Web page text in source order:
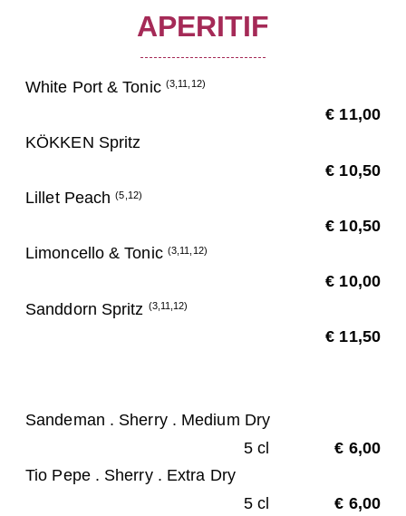
APERITIF
White Port & Tonic (3,11,12)
€ 11,00
KÖKKEN Spritz
€ 10,50
Lillet Peach(5,12)
€ 10,50
Limoncello & Tonic (3,11,12)
€ 10,00
Sanddorn Spritz (3,11,12)
€ 11,50
Sandeman . Sherry . Medium Dry
5 cl
€ 6,00
Tio Pepe . Sherry . Extra Dry
5 cl
€ 6,00